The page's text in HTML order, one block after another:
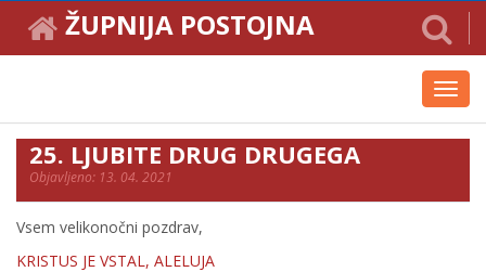
ŽUPNIJA POSTOJNA
25. LJUBITE DRUG DRUGEGA
Objavljeno: 13. 04. 2021
Vsem velikonočni pozdrav,
KRISTUS JE VSTAL, ALELUJA